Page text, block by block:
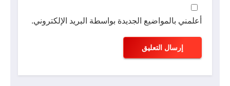
أعلمني بالمواضيع الجديدة بواسطة البريد الإلكتروني.